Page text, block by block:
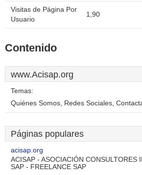
Visitas de Página Por
Usuario
1,90
Contenido
www.Acisap.org
Temas:
Quiénes Somos, Redes Sociales,
Páginas populares
acisap.org
ACISAP - ASOCIACIÓN CONSULTORES
SAP - FREELANCE SAP